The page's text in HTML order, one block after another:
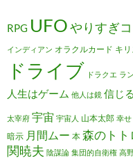
RPG UFOやりすぎ
インディアン オラクルカード キ
ドライブ ドラクエ ラ
人生はゲーム 他人は鏡 信じ
太宰府 宇宙 宇宙人 山本太郎 幸せ
暗示 月間ムー 本 森のトト
関暁夫 陰謀論 集団的自衛権 高